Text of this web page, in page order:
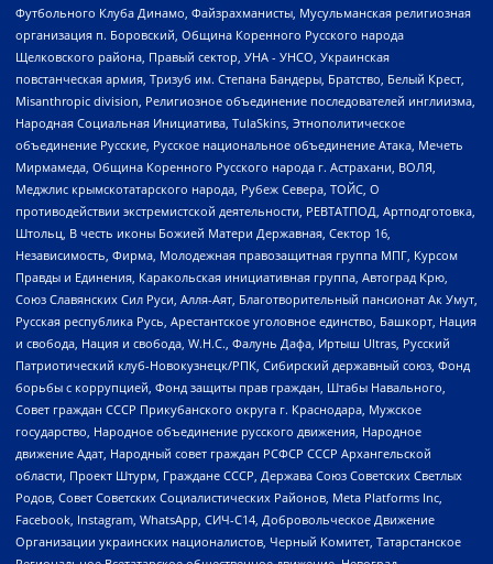
Футбольного Клуба Динамо, Файзрахманисты, Мусульманская религиозная
организация п. Боровский, Община Коренного Русского народа
Щелковского района, Правый сектор, УНА - УНСО, Украинская
повстанческая армия, Тризуб им. Степана Бандеры, Братство, Белый Крест,
Misanthropic division, Религиозное объединение последователей инглиизма,
Народная Социальная Инициатива, TulaSkins, Этнополитическое
объединение Русские, Русское национальное объединение Атака, Мечеть
Мирмамеда, Община Коренного Русского народа г. Астрахани, ВОЛЯ,
Меджлис крымскотатарского народа, Рубеж Севера, ТОЙС, О
противодействии экстремистской деятельности, РЕВТАТПОД, Артподготовка,
Штольц, В честь иконы Божией Матери Державная, Сектор 16,
Независимость, Фирма, Молодежная правозащитная группа МПГ, Курсом
Правды и Единения, Каракольская инициативная группа, Автоград Крю,
Союз Славянских Сил Руси, Алля-Аят, Благотворительный пансионат Ак Умут,
Русская республика Русь, Арестантское уголовное единство, Башкорт, Нация
и свобода, Нация и свобода, W.H.С., Фалунь Дафа, Иртыш Ultras, Русский
Патриотический клуб-Новокузнецк/РПК, Сибирский державный союз, Фонд
борьбы с коррупцией, Фонд защиты прав граждан, Штабы Навального,
Совет граждан СССР Прикубанского округа г. Краснодара, Мужское
государство, Народное объединение русского движения, Народное
движение Адат, Народный совет граждан РСФСР СССР Архангельской
области, Проект Штурм, Граждане СССР, Держава Союз Советских Светлых
Родов, Совет Советских Социалистических Районов, Meta Platforms Inc,
Facebook, Instagram, WhatsApp, СИЧ-С14, Добровольческое Движение
Организации украинских националистов, Черный Комитет, Татарстанское